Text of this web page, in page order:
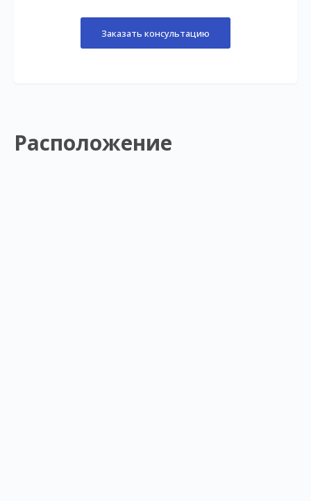
Заказать консультацию
Расположение